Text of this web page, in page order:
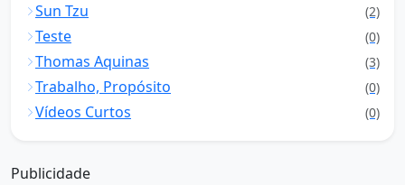
Sun Tzu (2)
Teste (0)
Thomas Aquinas (3)
Trabalho, Propósito (0)
Vídeos Curtos (0)
Publicidade